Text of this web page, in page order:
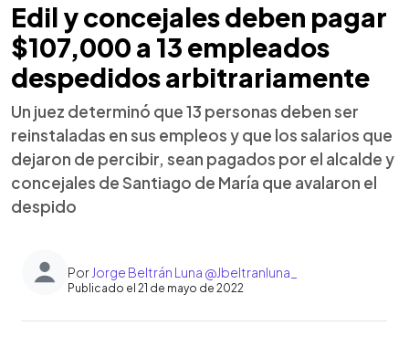
Edil y concejales deben pagar
$107,000 a 13 empleados
despedidos arbitrariamente
Un juez determinó que 13 personas deben ser
reinstaladas en sus empleos y que los salarios que
dejaron de percibir, sean pagados por el alcalde y
concejales de Santiago de María que avalaron el
despido
Por Jorge Beltrán Luna @Jbeltranluna_
Publicado el 21 de mayo de 2022